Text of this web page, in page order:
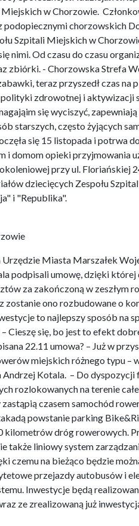
Miejskich w Chorzowie.
podopiecznymi chorzowskich
Szpitali Miejskich w
nimi. Od czasu do czasu
zbiórki. - Chorzowska Strefa
teraz przyszedł czas na
polityki zdrowotnej i aktywizacji
się wyciszyć,
starszych, często żyjących
się 15 listopada i potrwa
i domom opieki przyjmowania
przy ul. Floriańskiej
dziecięcych Zespołu
i "Republika".
Miasta Marszałek
podpisali umowę, dzięki której
za zakończoną w zeszłym
zostanie ono rozbudowane o
to najlepszy sposób na
– Cieszę się, bo jest to efekt
22.11 umowa? – Już w
miejskich różnego typu –
Kotala. – Do dyspozycji
rozlokowanych na terenie
czasem samochód
powstanie parking
kilometrów dróg rowerowych.
także liniowy system
czemu na bieżąco będzie
przejazdy autobusów i
Inwestycje będą
ze zrealizowaną już